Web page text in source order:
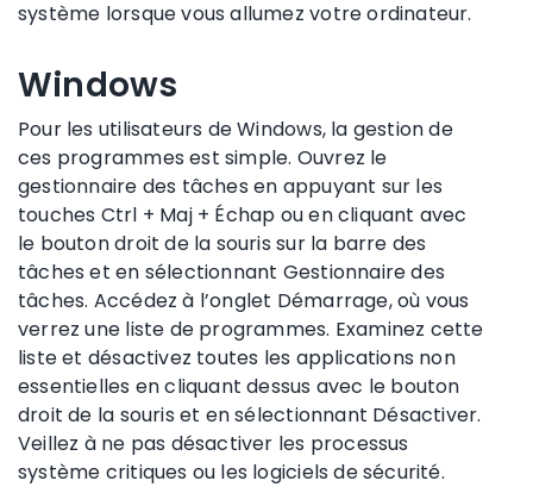
système lorsque vous allumez votre ordinateur.
Windows
Pour les utilisateurs de Windows, la gestion de
ces programmes est simple. Ouvrez le
gestionnaire des tâches en appuyant sur les
touches Ctrl + Maj + Échap ou en cliquant avec
le bouton droit de la souris sur la barre des
tâches et en sélectionnant Gestionnaire des
tâches. Accédez à l’onglet Démarrage, où vous
verrez une liste de programmes. Examinez cette
liste et désactivez toutes les applications non
essentielles en cliquant dessus avec le bouton
droit de la souris et en sélectionnant Désactiver.
Veillez à ne pas désactiver les processus
système critiques ou les logiciels de sécurité.